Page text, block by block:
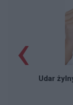
Udar
‹